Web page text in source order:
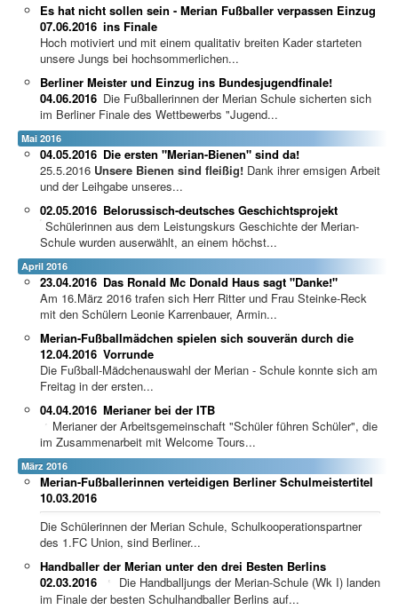
Es hat nicht sollen sein - Merian Fußballer verpassen Einzug
ins Finale
07.06.2016
Hoch motiviert und mit einem qualitativ breiten Kader starteten
unsere Jungs bei hochsommerlichen...
Berliner Meister und Einzug ins Bundesjugendfinale!
04.06.2016 Die Fußballerinnen der Merian Schule sicherten sich
im Berliner Finale des Wettbewerbs "Jugend...
Mai 2016
Die ersten "Merian-Bienen" sind da!
04.05.2016
25.5.2016 Unsere Bienen sind fleißig! Dank ihrer emsigen Arbeit
und der Leihgabe unseres...
Belorussisch-deutsches Geschichtsprojekt
02.05.2016
Schülerinnen aus dem Leistungskurs Geschichte der Merian-
Schule wurden auserwählt, an einem höchst...
April 2016
Das Ronald Mc Donald Haus sagt "Danke!"
23.04.2016
Am 16.März 2016 trafen sich Herr Ritter und Frau Steinke-Reck
mit den Schülern Leonie Karrenbauer, Armin...
Merian-Fußballmädchen spielen sich souverän durch die
Vorrunde
12.04.2016
Die Fußball-Mädchenauswahl der Merian - Schule konnte sich am
Freitag in der ersten...
Merianer bei der ITB
04.04.2016
Merianer der Arbeitsgemeinschaft "Schüler führen Schüler", die
im Zusammenarbeit mit Welcome Tours...
März 2016
Merian-Fußballerinnen verteidigen Berliner Schulmeistertitel
10.03.2016
Die Schülerinnen der Merian Schule, Schulkooperationspartner
des 1.FC Union, sind Berliner...
Handballer der Merian unter den drei Besten Berlins
02.03.2016
Die Handballjungs der Merian-Schule (Wk I) landen
im Finale der besten Schulhandballer Berlins auf...